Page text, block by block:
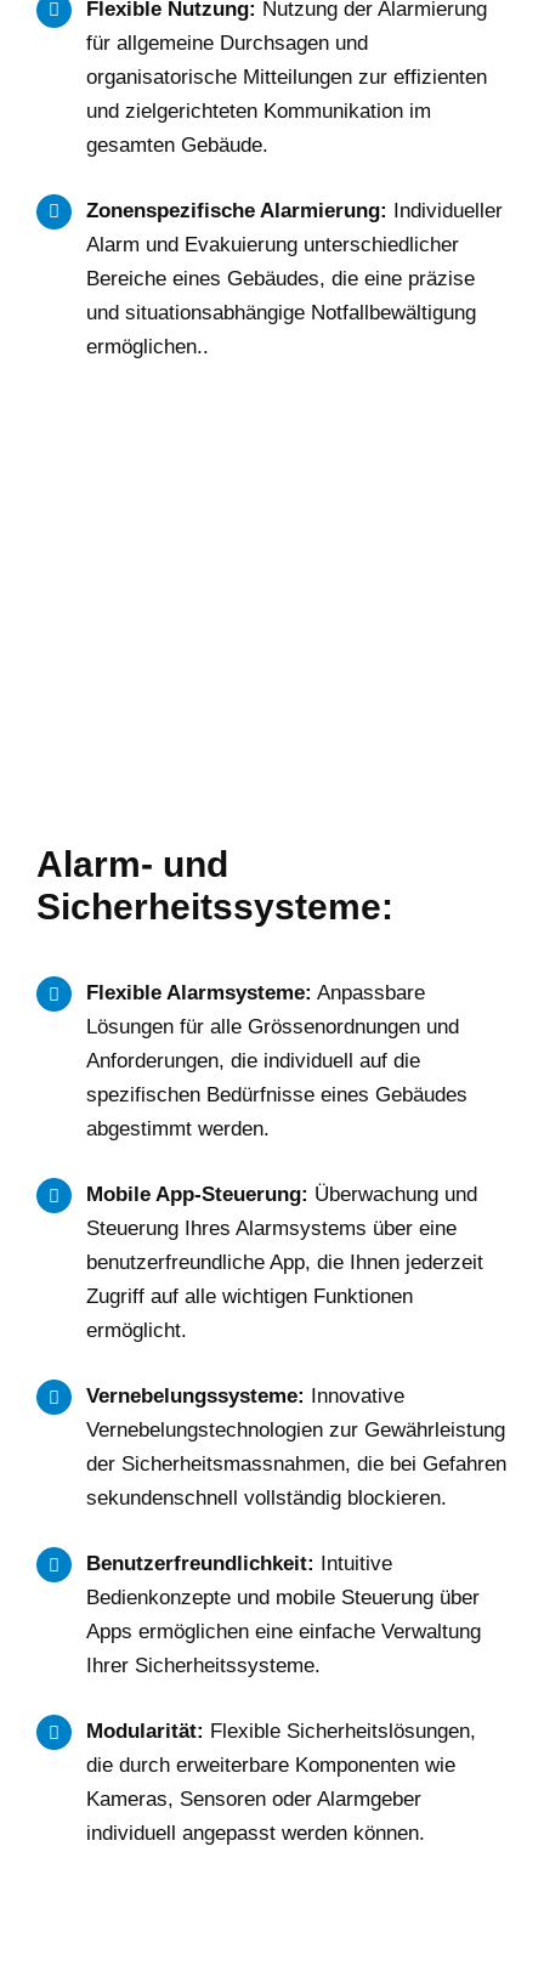
Flexible Nutzung: Nutzung der Alarmierung
für allgemeine Durchsagen und
organisatorische Mitteilungen zur effizienten
und zielgerichteten Kommunikation im
gesamten Gebäude.
Zonenspezifische Alarmierung: Individueller
Alarm und Evakuierung unterschiedlicher
Bereiche eines Gebäudes, die eine präzise
und situationsabhängige Notfallbewältigung
ermöglichen..
Alarm- und
Sicherheitssysteme:
Flexible Alarmsysteme: Anpassbare
Lösungen für alle Grössenordnungen und
Anforderungen, die individuell auf die
spezifischen Bedürfnisse eines Gebäudes
abgestimmt werden.
Mobile App-Steuerung: Überwachung und
Steuerung Ihres Alarmsystems über eine
benutzerfreundliche App, die Ihnen jederzeit
Zugriff auf alle wichtigen Funktionen
ermöglicht.
Vernebelungssysteme: Innovative
Vernebelungstechnologien zur Gewährleistung
der Sicherheitsmassnahmen, die bei Gefahren
sekundenschnell vollständig blockieren.
Benutzerfreundlichkeit:
Intuitive
Bedienkonzepte und mobile Steuerung über
Apps ermöglichen eine einfache Verwaltung
Ihrer Sicherheitssysteme.
Modularität: Flexible Sicherheitslösungen,
die durch erweiterbare Komponenten wie
Kameras, Sensoren oder Alarmgeber
individuell angepasst werden können.